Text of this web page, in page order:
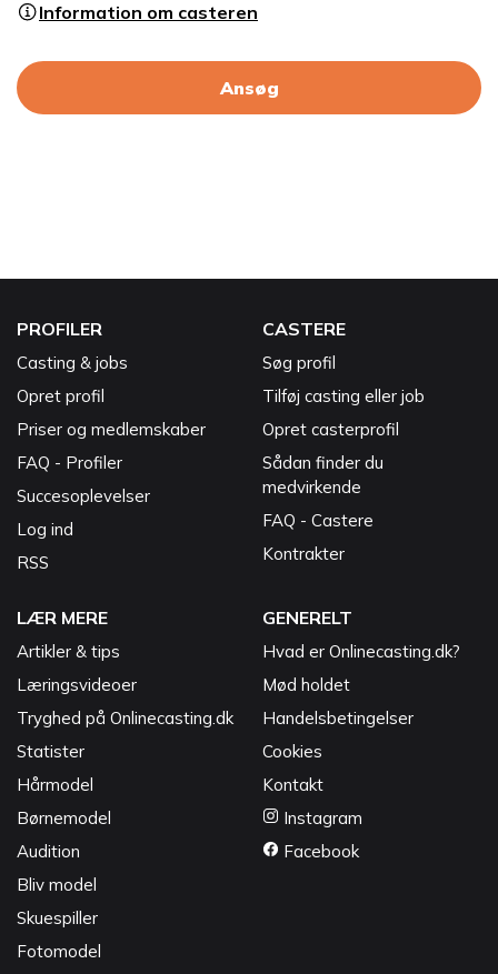
Information om casteren
Ansøg
PROFILER
Casting & jobs
Opret profil
Priser og medlemskaber
FAQ - Profiler
Succesoplevelser
Log ind
RSS
CASTERE
Søg profil
Tilføj casting eller job
Opret casterprofil
Sådan finder du
medvirkende
FAQ - Castere
Kontrakter
LÆR MERE
Artikler & tips
Læringsvideoer
Tryghed på Onlinecasting.dk
Statister
Hårmodel
Børnemodel
Audition
Bliv model
Skuespiller
Fotomodel
GENERELT
Hvad er Onlinecasting.dk?
Mød holdet
Handelsbetingelser
Cookies
Kontakt
Instagram
Facebook